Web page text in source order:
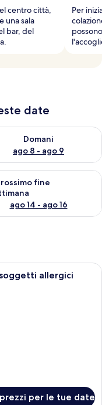
t
o
r
i
centro città,
una sala
bar, del
Per
date
ago 7 - ago 8
Domani
ago 8 - ago 9
la disponibilità per
ago 7 - ago
fine
ago 14 - ago 16
la disponibilità per il
d'albergo con un letto
allergici
per le tue date